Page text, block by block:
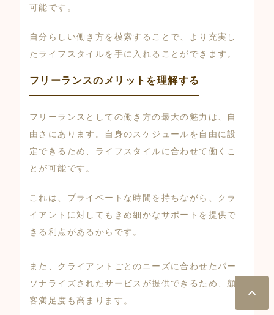
可能です。
自分らしい働き方を模索することで、より充実し
たライフスタイルを手に入れることができます。
フリーランスのメリットを理解する
フリーランスとしての働き方の最大の魅力は、自
由さにあります。自身のスケジュールを自由に設
定できるため、ライフスタイルに合わせて働くこ
とが可能です。
これは、プライベートな時間を持ちながら、クラ
イアントに対してもきめ細かなサポートを提供で
きる利点があるからです。
また、クライアントごとのニーズに合わせたパー
ソナライズされたサービスが提供できるため、顧
客満足度も高まります。